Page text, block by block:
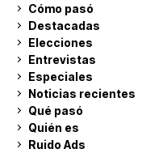
Cómo pasó
Destacadas
Elecciones
Entrevistas
Especiales
Noticias recientes
Qué pasó
Quién es
Ruido Ads